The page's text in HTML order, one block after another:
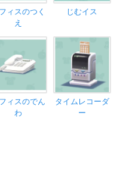
ィスのつく
え
じむイス
ィスのでん
わ
タイムレコーダ
ー